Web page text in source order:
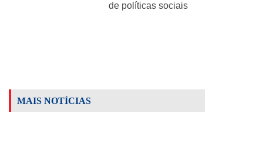
de políticas sociais
MAIS NOTÍCIAS